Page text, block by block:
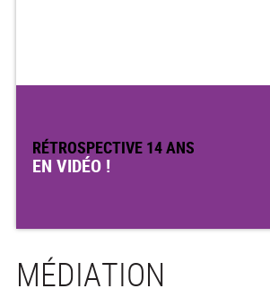
RÉTROSPECTIVE 14 ANS
EN VIDÉO !
MÉDIATION